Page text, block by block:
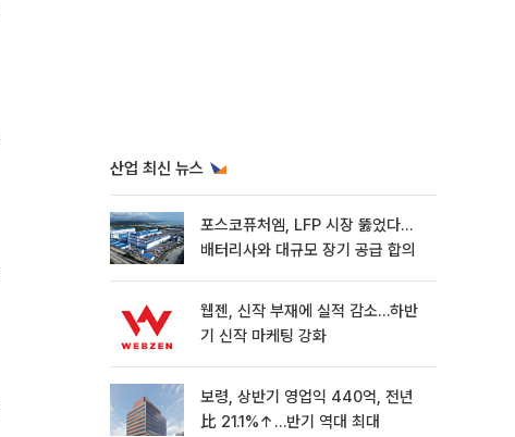
산업 최신 뉴스
포스코퓨처엠, LFP 시장 뚫었다…
배터리사와 대규모 장기 공급 합의
웹젠, 신작 부재에 실적 감소…하반
기 신작 마케팅 강화
보령, 상반기 영업익 440억, 전년
比 21.1%↑…반기 역대 최대